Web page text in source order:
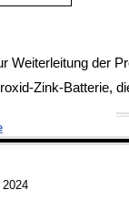
Weiterleitung der
Zink-Batterie,